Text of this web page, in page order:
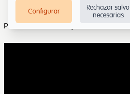
Para desarrollar el equilibrio.
Configurar
Rechazar salvo
necesarias